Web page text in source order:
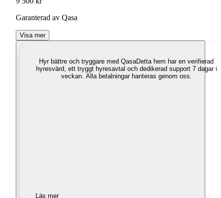
Garanterad av Qasa
Visa mer
Hyr bättre och tryggare med QasaDetta hem har en verifierad
hyresvärd, ett tryggt hyresavtal och dedikerad support 7 dagar i
veckan. Alla betalningar hanteras genom oss.
Läs mer